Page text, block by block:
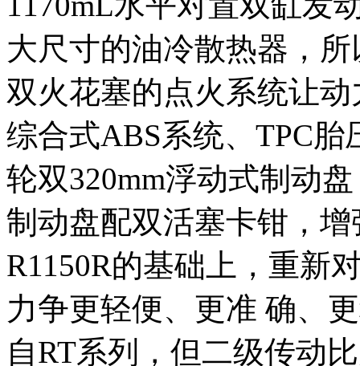
大尺寸的油冷散热器，
双火花塞的点火系统让
综合式ABS系统、TPC
轮双320mm浮动式制动
制动盘配双活塞卡钳，
R1150R的基础上，重新
力争更轻便、更准 确、
自RT系列，但二级传动